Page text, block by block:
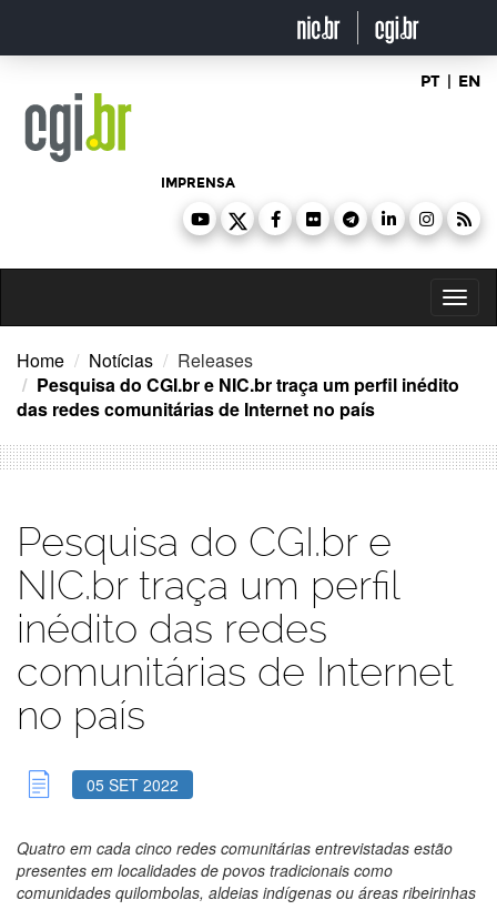
o
PT | EN
IMPRENSA
Home Notícias
Releases
Pesquisa do CGI.br e NIC.br traça um perfil inédito
das redes comunitárias de Internet no país
Pesquisa do CGI.br e
NIC.br traça um perfil
inédito das redes
comunitárias de Internet
no país
05 SET 2022
Quatro em cada cinco redes comunitárias entrevistadas estão
presentes em localidades de povos tradicionais como
comunidades quilombolas, aldeias indígenas ou áreas ribeirinhas